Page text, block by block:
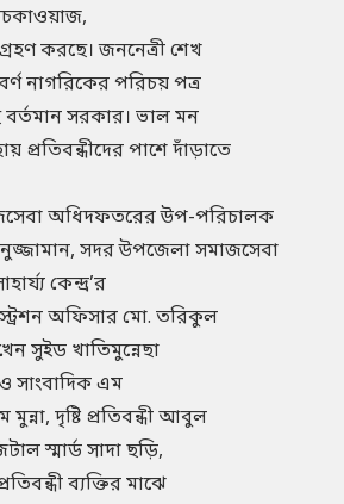
করছে। জননেত্রী শেখ
নাগরিকের পরিচয় পত্র
বর্তমান সরকার। ভাল মন
প্রতিবন্ধীদের পাশে দাঁড়াতে
অধিদফতরের উপ-পরিচালক
সদর উপজেলা সমাজসেবা
কেন্দ্র’র
অফিসার মো. তরিকুল
সুইড খাতিমুন্নেছা
ও সাংবাদিক এম
দৃষ্টি প্রতিবন্ধী আবুল
স্মার্ড সাদা ছড়ি,
ব্যক্তির মাঝে